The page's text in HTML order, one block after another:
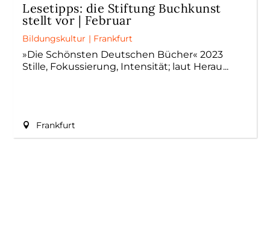
Lesetipps: die Stiftung Buchkunst
stellt vor | Februar
Bildungskultur | Frankfurt
»Die Schönsten Deutschen Bücher« 2023
Stille, Fokussierung, Intensität; laut Herau
Frankfurt